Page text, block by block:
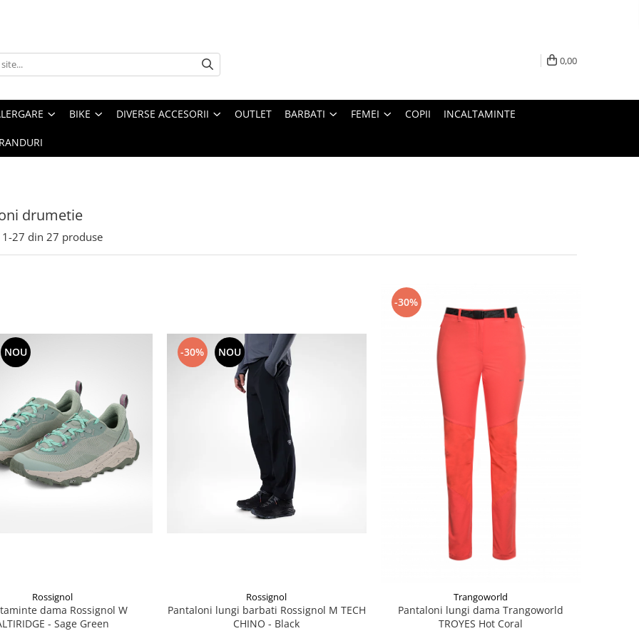
0,00
BIKE DIVERSE ACCESORII OUTLET BARBATI FEMEI COPII INCALTAMINTE
drumetie
1-27 din 27 produse
NOU
Rossignol
dama Rossignol W
- Sage Green
-30% NOU
Rossignol
Pantaloni lungi barbati Rossignol M TECH
CHINO - Black
-30%
Trangoworld
Pantaloni lungi dama Trangoworld
TROYES Hot Coral